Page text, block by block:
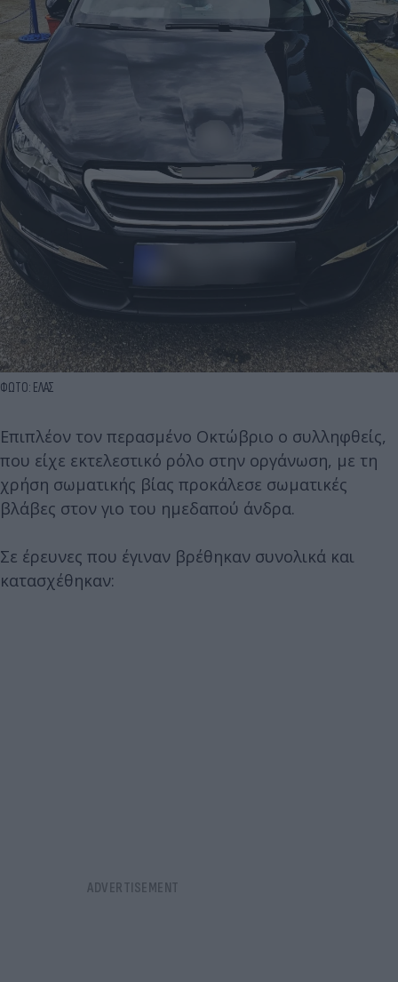
ΦΩΤΟ: ΕΛΑΣ
Επιπλέον τον περασμένο Οκτώβριο ο συλληφθείς,
που είχε εκτελεστικό ρόλο στην οργάνωση, με τη
χρήση σωματικής βίας προκάλεσε σωματικές
βλάβες στον γιο του ημεδαπού άνδρα.
Σε έρευνες που έγιναν βρέθηκαν συνολικά και
κατασχέθηκαν: